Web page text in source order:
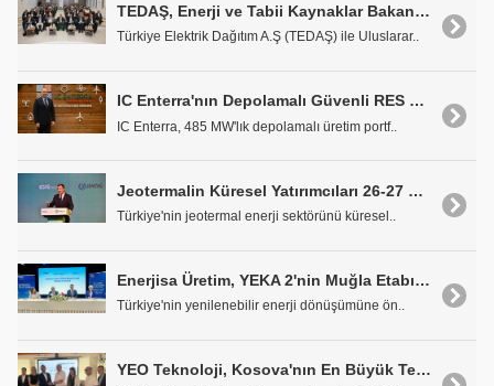
TEDAŞ, Enerji ve Tabii Kaynaklar Bakanlığı Himayesinde Türkiye Elektrik Dağıtım Sektöründe "Vision Zero" Dönemini Başlattı
Türkiye Elektrik Dağıtım A.Ş (TEDAŞ) ile Uluslarar..
IC Enterra'nın Depolamalı Güvenli RES Projesi için ÇED Süreci Tamamlandı
IC Enterra, 485 MW'lık depolamalı üretim portf..
Jeotermalin Küresel Yatırımcıları 26-27 Kasım'da Kapadokya'da Buluşuyor
Türkiye'nin jeotermal enerji sektörünü küresel..
Enerjisa Üretim, YEKA 2'nin Muğla Etabının Finansmanını Tamamladı
Türkiye'nin yenilenebilir enerji dönüşümüne ön..
YEO Teknoloji, Kosova'nın En Büyük Temiz Enerji Santralinin Anahtar Teslim İnşası için İmzaları Attı